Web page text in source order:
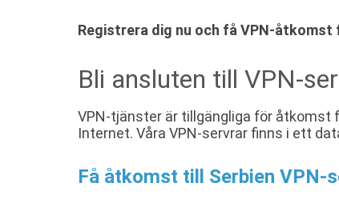
Registrera dig nu och få VPN-åtkomst
Bli ansluten till VPN-
VPN-tjänster är tillgängliga för åtkomst
Internet. Våra VPN-servrar finns i ett
Få åtkomst till Serbien VPN-